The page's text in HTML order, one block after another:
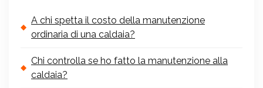
A chi spetta il costo della manutenzione
ordinaria di una caldaia?
Chi controlla se ho fatto la manutenzione alla
caldaia?